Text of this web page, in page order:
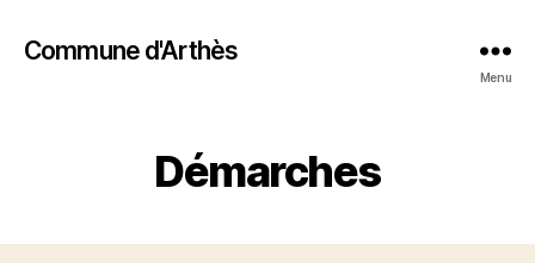
Commune d'Arthès
Menu
Démarches